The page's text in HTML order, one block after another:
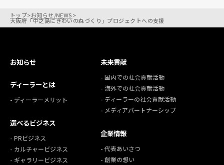
トップ>お知らせ/NEWS>
大阪府「中之島にぎわいの森づくり」プロジェクトへの支援
お知らせ
ディーラーとは
- ディーラーメリット
選べるビジネス
- PRビジネス
- カルチャービジネス
- ギャラリービジネス
未来貢献
- 国内での社会貢献活動
- 海外での社会貢献活動
- ディーラーの社会貢献活動
- メディアパートナーシップ
企業情報
- 代表あいさつ
- 創業の想い